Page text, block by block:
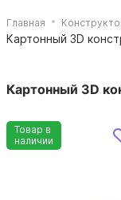
Главная
Картонный 3D
Картонный 3D
Товар в
наличии